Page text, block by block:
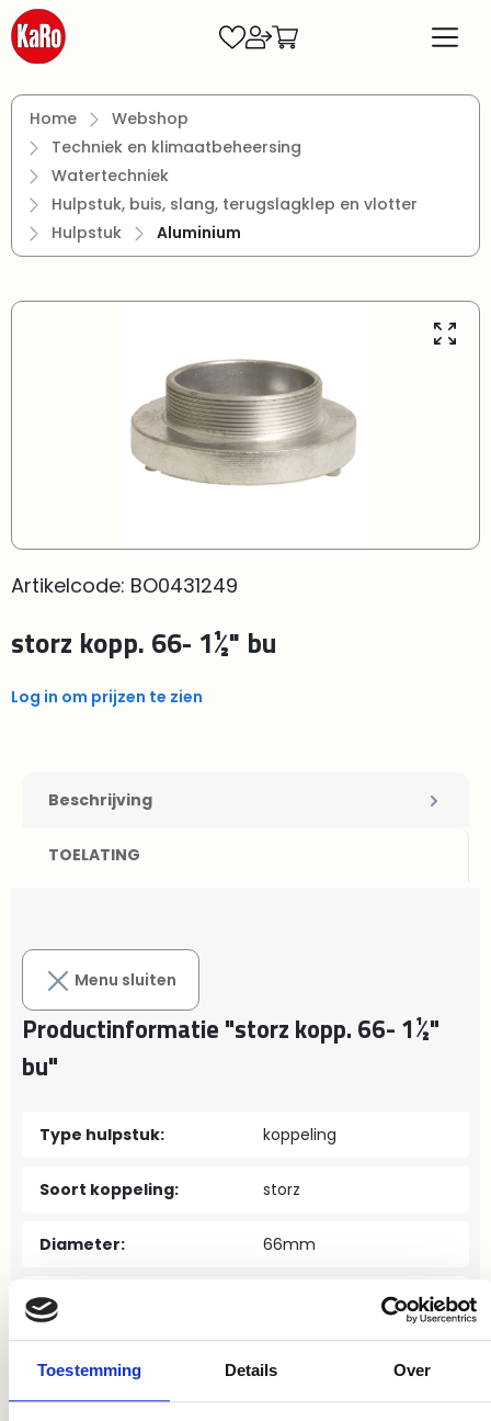
Toestemming Details Over
Ga naar de hoofdinhoud
Home
Webshop
Techniek en klimaatbeheersing
Watertechniek
Hulpstuk, buis, slang, terugslagklep en vlotter
Hulpstuk
Aluminium
Afbeeldingengalerij overslaan
Artikelcode: BO0431249
storz kopp. 66- 1½" bu
Log in om prijzen te zien
Beschrijving
TOELATING
Menu sluiten
Productinformatie "storz kopp. 66- 1½"
bu"
Type hulpstuk: koppeling
Soort koppeling: storz
Diameter: 66mm
Draadmaat:
Verbinding: